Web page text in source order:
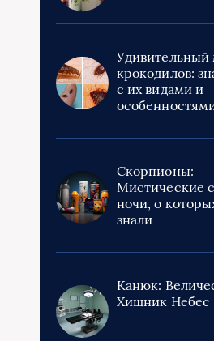
Удивительный
крокодилов:
с их видами и
Скорпионы:
Мистические
ночи, о
знали
Канюк:
Хищник Небес